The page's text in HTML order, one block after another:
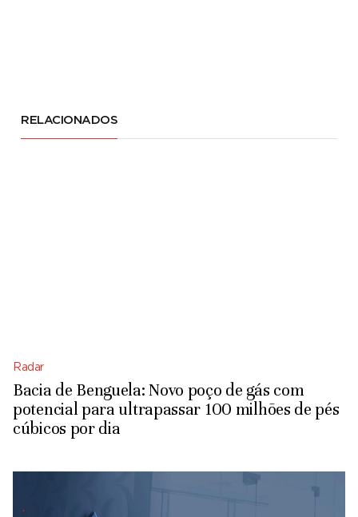
RELACIONADOS
Radar
Bacia de Benguela: Novo poço de gás com
potencial para ultrapassar 100 milhões de pés
cúbicos por dia